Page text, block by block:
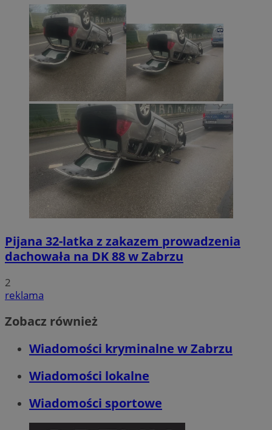
Pijana 32-latka z zakazem prowadzenia
dachowała na DK 88 w Zabrzu
2
reklama
Zobacz również
Wiadomości kryminalne w Zabrzu
Wiadomości lokalne
Wiadomości sportowe